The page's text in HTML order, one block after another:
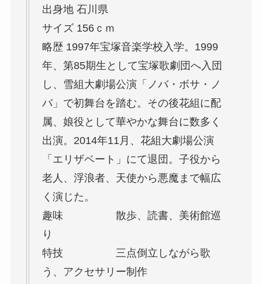
出身地 石川県
サイズ 156ｃｍ
略歴 1997年宝塚音楽学校入学。1999
年、第85期生として宝塚歌劇団へ入団
し、雪組大劇場公演「ノバ・ボサ・ノ
バ」で初舞台を踏む。その後花組に配
属、娘役として華やかな舞台に数多く
出演。2014年11月、花組大劇場公演
「エリザベート」にて退団。子役から
老人、浮浪者、天使から悪魔まで幅広
く演じた。
趣味 散歩、読書、美術館巡
り
特技 三点倒立しながら歌
う、アクセサリー制作